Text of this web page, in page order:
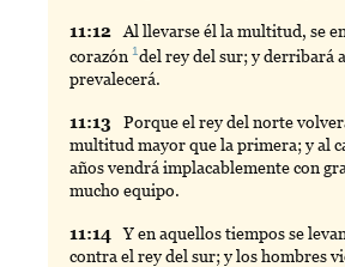
11:12 Al llevarse él la multitud, se
corazón1del rey del sur; y derribará
prevalecerá.
11:13 Porqueel rey del norte
multitud mayor que la primera; y al
años vendrá implacablemente con
mucho equipo.
11:14 Yen aquellos tiempos se
contra el rey del sur; y los hombres